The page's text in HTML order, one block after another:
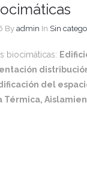
By admin In Sin
biocimáticas:
del
Térmica,